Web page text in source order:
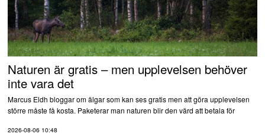
Naturen är gratis – men upplevelsen behöver
inte vara det
Marcus Eldh bloggar om älgar som kan ses gratis men att göra upplevelsen
större måste få kosta. Paketerar man naturen blir den värd att betala för
2026-08-06 10:48